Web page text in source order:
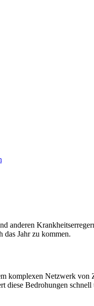
anderen
das Jahr zu kommen.
komplexen Netzwerk
Bedrohungen